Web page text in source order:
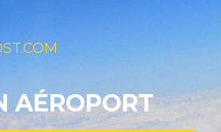
AÉROPORT